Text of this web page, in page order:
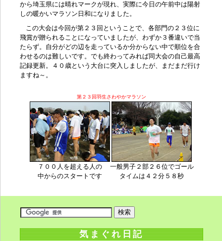
から埼玉県には晴れマークが現れ、実際に今日の午前中は陽射
しの暖かいマラソン日和になりました。
この大会は今回が第２３回ということで、各部門の２３位に
飛賞が贈られることになっていましたが、わずか３番違いで当
たらず。自分がどの辺を走っているか分からない中で順位を合
わせるのは難しいです。でも終わってみれば同大会の自己最高
記録更新。４０歳という大台に突入しましたが、まだまだ行け
ますね～。
第２３回羽生さわやかマラソン
７００人を超える人の
中からのスタートです
一般男子２部２６位でゴール
タイムは４２分５８秒
気まぐれ日記